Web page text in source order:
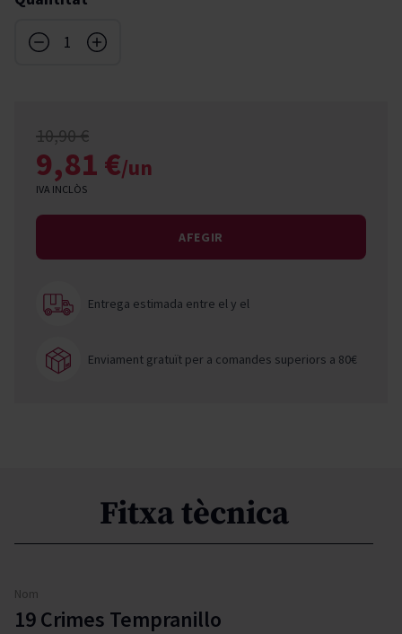
10,90 €
9,81 €/un
IVA INCLÒS
AFEGIR
Entrega estimada entre ely el
Enviament gratuït per a comandes superiors a 80€
Fitxa tècnica
Nom
19 Crimes Tempranillo